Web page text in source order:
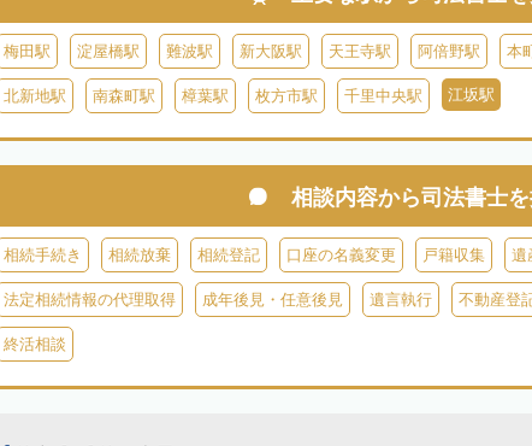
梅田駅 淀屋橋駅 難波駅 新大阪駅 天王寺駅 阿倍野駅 本
北新地駅 南森町駅 樟葉駅 枚方市駅 千里中央駅 江坂駅
相談内容から司法書士
相続手続き 相続放棄 相続登記 口座の名義変更 戸籍収集 遺
法定相続情報の代理取得 成年後見・任意後見 遺言執行 不動産登
終活相談